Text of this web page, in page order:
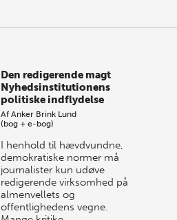
Den redigerende magt
Nyhedsinstitutionens
politiske indflydelse
AfAnker Brink Lund
(bog + e-bog)
I henhold til hævdvundne,
demokratiske normer må
journalister kun udøve
redigerende virksomhed på
almenvellets og
offentlighedens vegne.